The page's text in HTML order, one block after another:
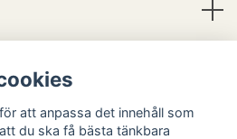
att anpassa det innehåll som
du ska få bästa tänkbara